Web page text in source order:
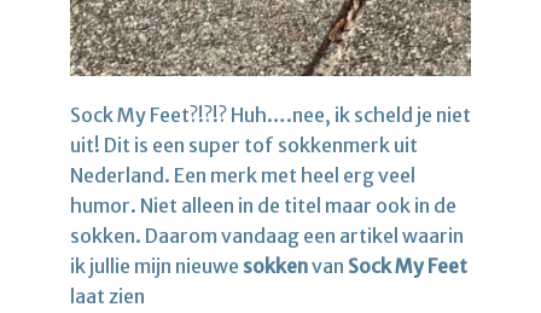
Sock My Feet?!?!? Huh….nee, ik scheld je niet
uit! Dit is een super tof sokkenmerk uit
Nederland. Een merk met heel erg veel
humor. Niet alleen in de titel maar ook in de
sokken. Daarom vandaag een artikel waarin
ik jullie mijn nieuwe sokkenvan Sock My Feet
laat zien